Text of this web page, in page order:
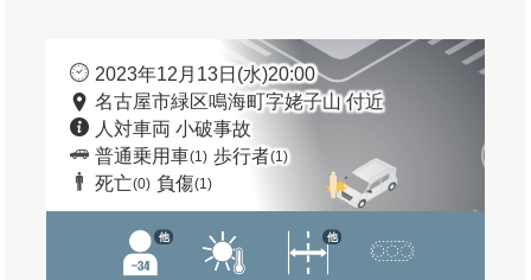
2023年12月13日(水)20:00
名古屋市緑区鳴海町字姥子山 付近
人対車両 小破事故
普通乗用車(1) 歩行者(1)
死亡(0) 負傷(1)
他 他